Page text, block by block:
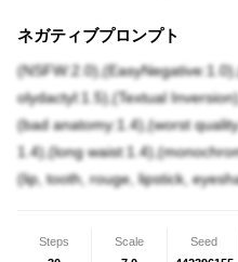
ネガティブプロンプト
olydactyl:1.5),(Textual
(bad anatomy:1.4),(worst
1.4),(long
(lip, tooth, rouge, lipstick,
Steps
Scale
Seed